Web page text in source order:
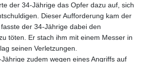
der 34-Jährige das Opfer dazu auf, sich
Dieser Aufforderung kam der
der 34-Jährige dabei den
töten. Er stach ihm mit einem Messer in
seinen Verletzungen.
zudem wegen eines Angriffs auf